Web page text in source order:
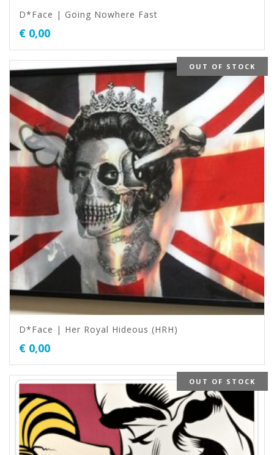
D*Face | Going Nowhere Fast
€ 0,00
OUT OF STOCK
D*Face | Her Royal Hideous (HRH)
€ 0,00
OUT OF STOCK